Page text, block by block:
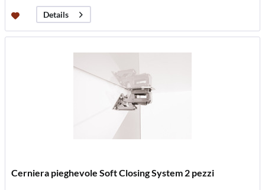
Details
Cerniera pieghevole Soft Closing System 2 pezzi